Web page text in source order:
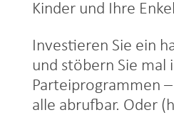
Kinder und Ihre
Investieren Sie ein
und stöbern Sie mal
Parteiprogrammen
alle abrufbar. Oder